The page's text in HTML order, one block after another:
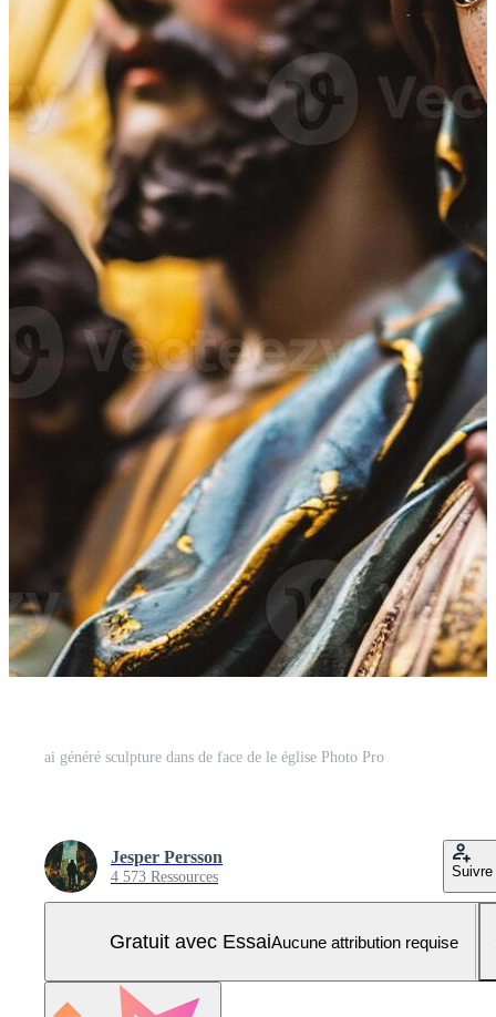
ai généré sculpture dans de face de le église Photo Pro
Jesper Persson
4 573 Ressources Suivre
Gratuit avec EssaiAucune attribution requise